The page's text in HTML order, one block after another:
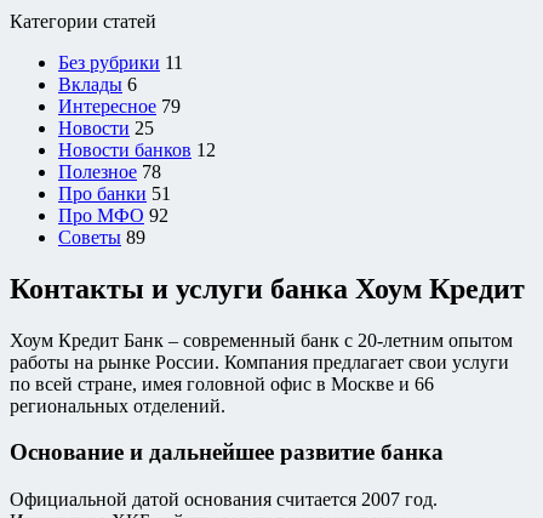
Категории статей
Без рубрики 11
Вклады 6
Интересное 79
Новости 25
Новости банков 12
Полезное 78
Про банки 51
Про МФО 92
Советы 89
Контакты и услуги банка Хоум Кредит
Хоум Кредит Банк – современный банк с 20-летним опытом
работы на рынке России. Компания предлагает свои услуги
по всей стране, имея головной офис в Москве и 66
региональных отделений.
Основание и дальнейшее развитие банка
Официальной датой основания считается 2007 год.